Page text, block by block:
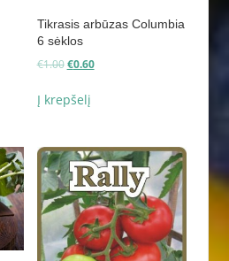
Tikrasis arbūzas Columbia
6 sėklos
€1.00 Original
was:
€0.60Current
Į krepšelį